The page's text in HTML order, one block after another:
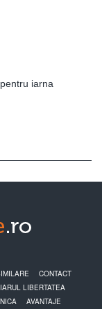
iarna
CONTACT
LIBERTATEA
AVANTAJE